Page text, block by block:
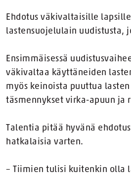
Ehdotus väkivaltaisille
lastensuojelulain uudistusta,
Ensimmäisessä
väkivaltaa käyttäneiden
myös keinoista puuttua
täsmennykset virka-apuun
Talentia pitää hyvänä
hatkalaisia varten.
– Tiimien tulisi kuitenkin olla